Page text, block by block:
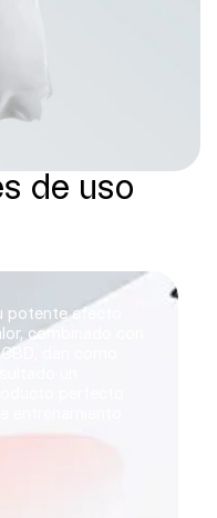
de uso
potente efecto
combinado con
dan como